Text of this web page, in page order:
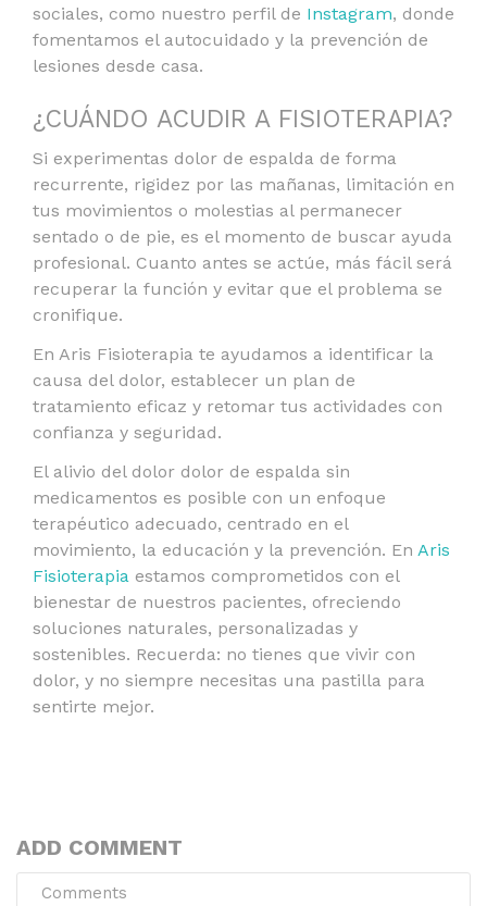
sociales, como nuestro perfil de Instagram, donde
fomentamos el autocuidado y la prevención de
lesiones desde casa.
¿CUÁNDO ACUDIR A FISIOTERAPIA?
Si experimentas dolor de espalda de forma
recurrente, rigidez por las mañanas, limitación en
tus movimientos o molestias al permanecer
sentado o de pie, es el momento de buscar ayuda
profesional. Cuanto antes se actúe, más fácil será
recuperar la función y evitar que el problema se
cronifique.
En Aris Fisioterapia te ayudamos a identificar la
causa del dolor, establecer un plan de
tratamiento eficaz y retomar tus actividades con
confianza y seguridad.
El alivio del dolor dolor de espalda sin
medicamentos es posible con un enfoque
terapéutico adecuado, centrado en el
movimiento, la educación y la prevención. En Aris
Fisioterapia estamos comprometidos con el
bienestar de nuestros pacientes, ofreciendo
soluciones naturales, personalizadas y
sostenibles. Recuerda: no tienes que vivir con
dolor, y no siempre necesitas una pastilla para
sentirte mejor.
ADD COMMENT